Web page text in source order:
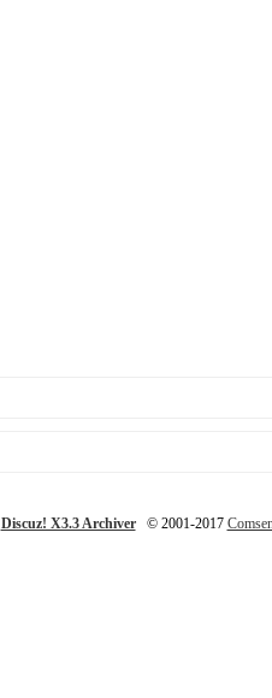
Discuz! X3.3 Archiver© 2001-2017